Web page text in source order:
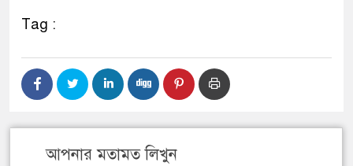
Tag :
আপনার মতামত লিখুন